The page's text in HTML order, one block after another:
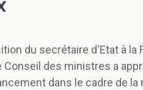
du secrétaire d'Etat à
Conseil des ministres a
dans le cadre de